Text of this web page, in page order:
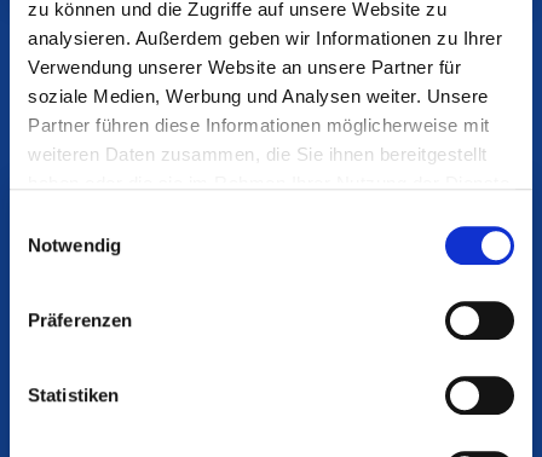
zu können und die Zugriffe auf unsere Website zu
analysieren. Außerdem geben wir Informationen zu Ihrer
Verwendung unserer Website an unsere Partner für
soziale Medien, Werbung und Analysen weiter. Unsere
Partner führen diese Informationen möglicherweise mit
weiteren Daten zusammen, die Sie ihnen bereitgestellt
Notwendig
Präferenzen
Statistiken
Auch Markus Rohrbach begrüßt die zukünftige Arbeit im
Tandem der Unternehmensführung: